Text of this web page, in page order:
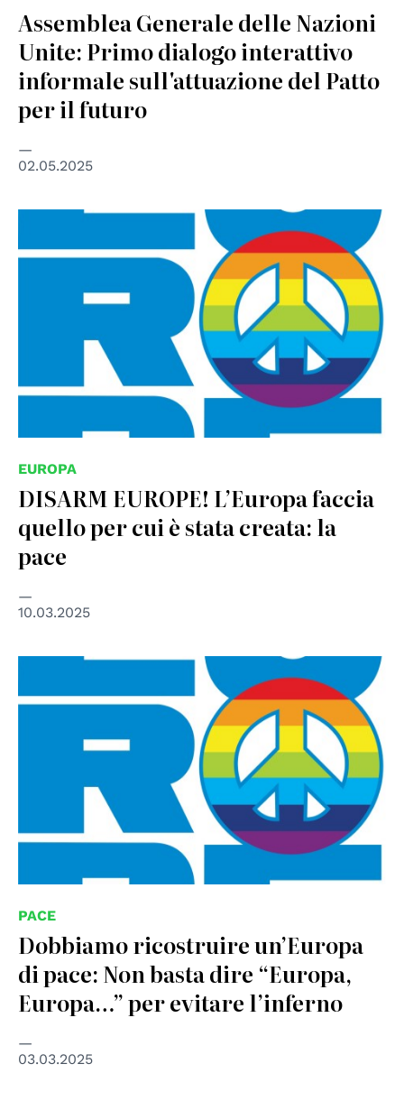
Assemblea Generale delle Nazioni
Unite: Primo dialogo interattivo
informale sull'attuazione del Patto
per il futuro
02.05.2025
EUROPA
DISARM EUROPE! L’Europa faccia
quello per cui è stata creata: la
pace
10.03.2025
PACE
Dobbiamo ricostruire un’Europa
di pace: Non basta dire “Europa,
Europa…” per evitare l’inferno
03.03.2025